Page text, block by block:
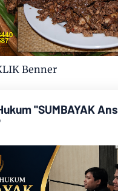
Benner
"SUMBAYAK Ans